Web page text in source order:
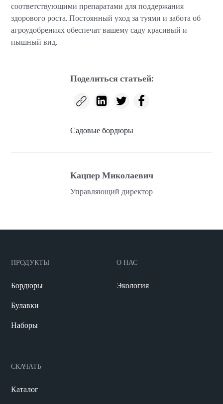
соответствующими препаратами для поддержания
здорового роста. Постоянный уход за туями и забота об
агроудобрениях обеспечат вашему саду красивый и
пышный вид.
Поделиться статьей:
Садовые бордюры
Кацпер Миколаевич
Управляющий директор
ПРОДУКТЫ
Бордюры
Булавки
Наборы
О НАС
Экология
СКАЧАТЬ
Каталог